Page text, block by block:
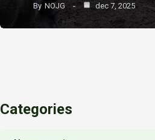
By NOJG dec 7, 2025
Categories